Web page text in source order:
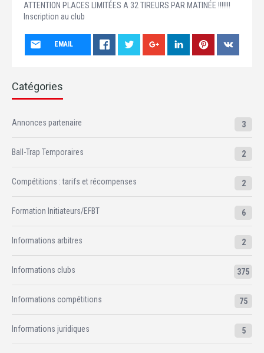
ATTENTION PLACES LIMITÉES A 32 TIREURS PAR MATINÉE !!!!!!!
Inscription au club
EMAIL
Catégories
Annonces partenaire 3
Ball-Trap Temporaires 2
Compétitions : tarifs et récompenses 2
Formation Initiateurs/EFBT 6
Informations arbitres 2
Informations clubs 375
Informations compétitions 75
Informations juridiques 5